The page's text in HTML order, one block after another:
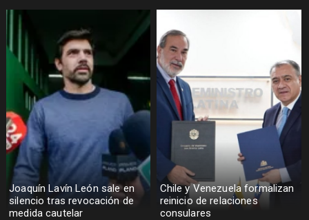
Joaquín Lavín León sale en
silencio tras revocación de
medida cautelar
Chile y Venezuela formalizan
reinicio de relaciones
consulares